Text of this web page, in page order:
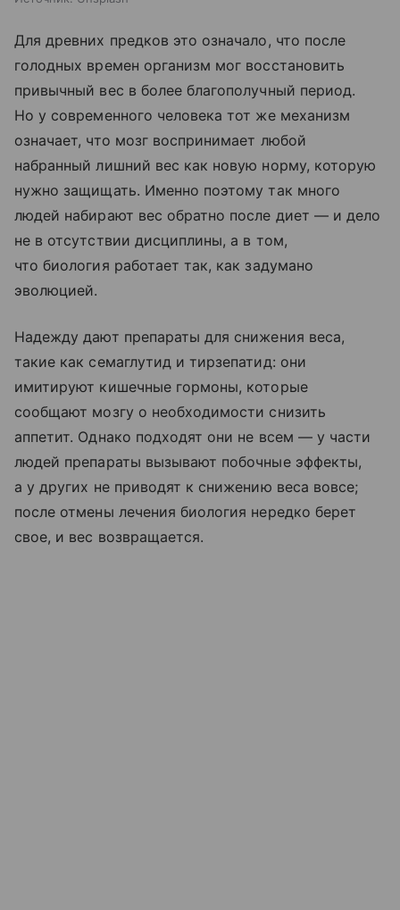
Для древних предков это означало, что после
голодных времен организм мог восстановить
привычный вес в более благополучный период.
Но у современного человека тот же механизм
означает, что мозг воспринимает любой
набранный лишний вес как новую норму, которую
нужно защищать. Именно поэтому так много
людей набирают вес обратно после диет — и дело
не в отсутствии дисциплины, а в том,
что биология работает так, как задумано
эволюцией.
Надежду дают препараты для снижения веса,
такие как семаглутид и тирзепатид: они
имитируют кишечные гормоны, которые
сообщают мозгу о необходимости снизить
аппетит. Однако подходят они не всем — у части
людей препараты вызывают побочные эффекты,
а у других не приводят к снижению веса вовсе;
после отмены лечения биология нередко берет
свое, и вес возвращается.